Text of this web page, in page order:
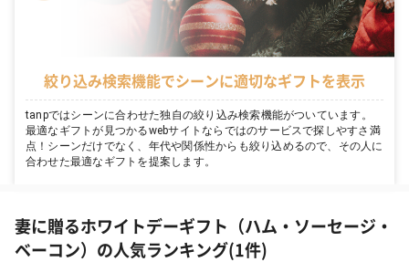
絞り込み検索機能でシーンに適切なギフトを表示
tanpではシーンに合わせた独自の絞り込み検索機能がついています。
最適なギフトが見つかるwebサイトならではのサービスで探しやすさ満
点！シーンだけでなく、年代や関係性からも絞り込めるので、その人に
合わせた最適なギフトを提案します。
妻に贈るホワイトデーギフト（ハム・ソーセージ・
ベーコン）の人気ランキング(1件)